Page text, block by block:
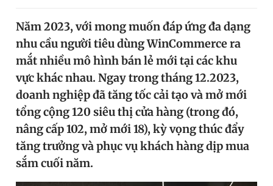
Video Magazine
Sản phẩm khác
Tiện ích Bạn cần biết
Thông tin tòa soạn Liên hệ quảng cáo
Năm 2023, với mong muốn đáp ứng đa dạng
nhu cầu người tiêu dùng WinCommerce ra
mắt nhiều mô hình bán lẻ mới tại các khu
vực khác nhau. Ngay trong tháng 12.2023,
doanh nghiệp đã tăng tốc cải tạo và mở mới
tổng cộng 120 siêu thị cửa hàng (trong đó,
nâng cấp 102, mở mới 18), kỳ vọng thúc đẩy
tăng trưởng và phục vụ khách hàng dịp mua
sắm cuối năm.